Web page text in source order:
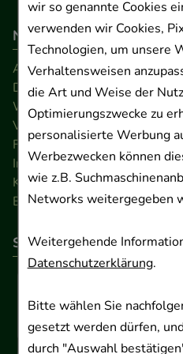
wir so genannte Cookies
verwenden wir Cookies,
Technologien, um unsere
Verhaltensweisen
die Art und Weise der
Optimierungszwecke zu
personalisierte Werbung
Werbezwecken können
wie z.B.
Networks weitergegeben
Weitergehende
Datenschutzerklärung.
Bitte wählen Sie
gesetzt werden dürfen,
durch "Auswahl
Navigation
AGB
Datenschutz
Widerrufsrecht
Versandkosten
FAQ
Impressum
Kontakt
Barrierefreiheitserklärung
So können Sie bezahlen